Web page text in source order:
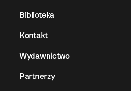
Biblioteka
Kontakt
Wydawnictwo
Partnerzy